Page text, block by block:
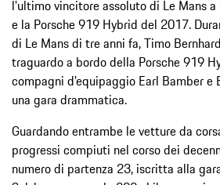
l'ultimo vincitore assoluto di Le Mans a
e la Porsche 919 Hybrid del 2017.
di Le Mans di tre anni fa, Timo
traguardo a bordo della Porsche 919
compagni d’equipaggio Earl Bamber e
una gara drammatica.
Guardando entrambe le vetture da
progressi compiuti nel corso dei
numero di partenza 23, iscritta alla